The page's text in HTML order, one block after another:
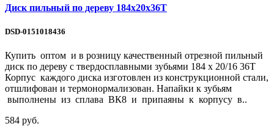
Диск пильный по дереву 184х20х36Т
DSD-0151018436
Купить оптом и в розницу качественный отрезной пильный
диск по дереву с твердосплавными зубьями 184 х 20/16 36Т
Корпус каждого диска изготовлен из конструкционной стали,
отшлифован и термонормализован. Напайки к зубьям
выполнены из сплава ВК8 и припаяны к корпусу в..
584 руб.